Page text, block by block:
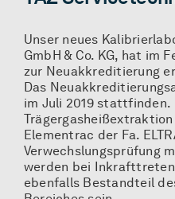
Unser neues
GmbH & Co. KG, hat im
zur Neuakkreditierung
Das
im Juli 2019 stattfinden.
Trägergasheißextraktion
Elementrac der Fa.
Verwechslungsprüfung
werden bei
ebenfalls Bestandteil